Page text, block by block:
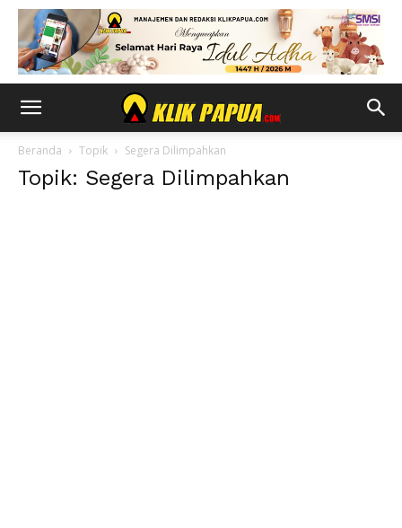
Beranda Topik Segera Dilimpahkan
Topik: Segera Dilimpahkan